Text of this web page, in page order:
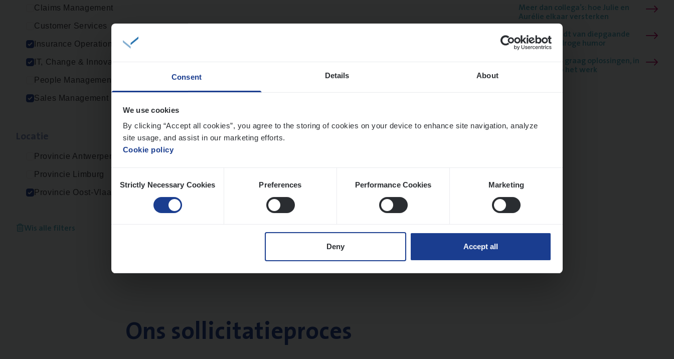
Consent Details About
We use cookies
By clicking “Accept all cookies”, you agree to the storing of cookies on your device to enhance site navigation, analyze
site usage, and assist in our marketing efforts.
Cookie policy
Selection
Strictly Necessary Cookies Preferences Performance Cookies Marketing
Deny Accept all
Claims Management
Customer Services
Insurance Operations
IT, Change & Innovation
People Management
Sales Management
Provincie Antwerpen
Provincie Limburg
Provincie Oost-Vlaanderen
Wis alle filters
Meer dan collega’s: hoe Julie en
Aurélie elkaar versterken
Mathias houdt van diepgaande
dossiers én droge humor
Thalia zoekt graag oplossingen, in
games én op het werk
Ons sollicitatieproces